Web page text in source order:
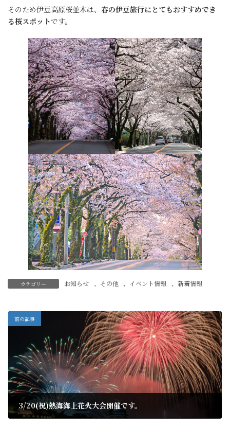
そのため伊豆高原桜並木は、 春の伊豆旅行にとてもおすすめでき
る桜スポットです。
カテゴリー お知らせ 、 その他 、 イベント情報 、 新着情報
前の記事
3/20(祝)熱海海上花火大会開催です。